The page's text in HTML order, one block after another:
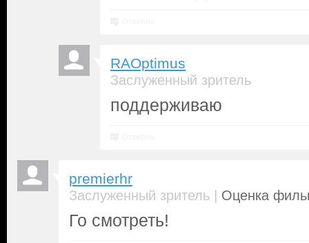
RAOptimus
Заслуженный зритель
поддерживаю
premierhr
Заслуженный зритель | Оценка
Го смотреть!